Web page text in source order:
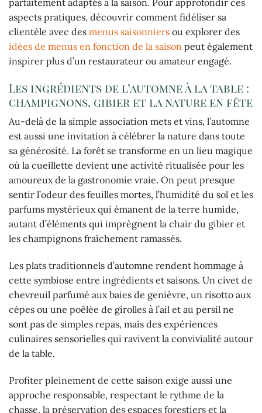
aspects pratiques, découvrir comment fidéliser sa
clientèle avec des menus saisonniers ou explorer des
idées de menus en fonction de la saison peut également
inspirer plus d’un restaurateur ou amateur engagé.
Les ingrédients de l’automne à la table :
champignons, gibier et la nature en fête
Au-delà de la simple association mets et vins, l’automne
est aussi une invitation à célébrer la nature dans toute
sa générosité. La forêt se transforme en un lieu magique
où la cueillette devient une activité ritualisée pour les
amoureux de la gastronomie vraie. On peut presque
sentir l’odeur des feuilles mortes, l’humidité du sol et les
parfums mystérieux qui émanent de la terre humide,
autant d’éléments qui imprègnent la chair du gibier et
les champignons fraîchement ramassés.
Les plats traditionnels d’automne rendent hommage à
cette symbiose entre ingrédients et saisons. Un civet de
chevreuil parfumé aux baies de genièvre, un risotto aux
cèpes ou une poêlée de girolles à l’ail et au persil ne
sont pas de simples repas, mais des expériences
culinaires sensorielles qui ravivent la convivialité autour
de la table.
Profiter pleinement de cette saison exige aussi une
approche responsable, respectant le rythme de la
chasse, la préservation des espaces forestiers et la